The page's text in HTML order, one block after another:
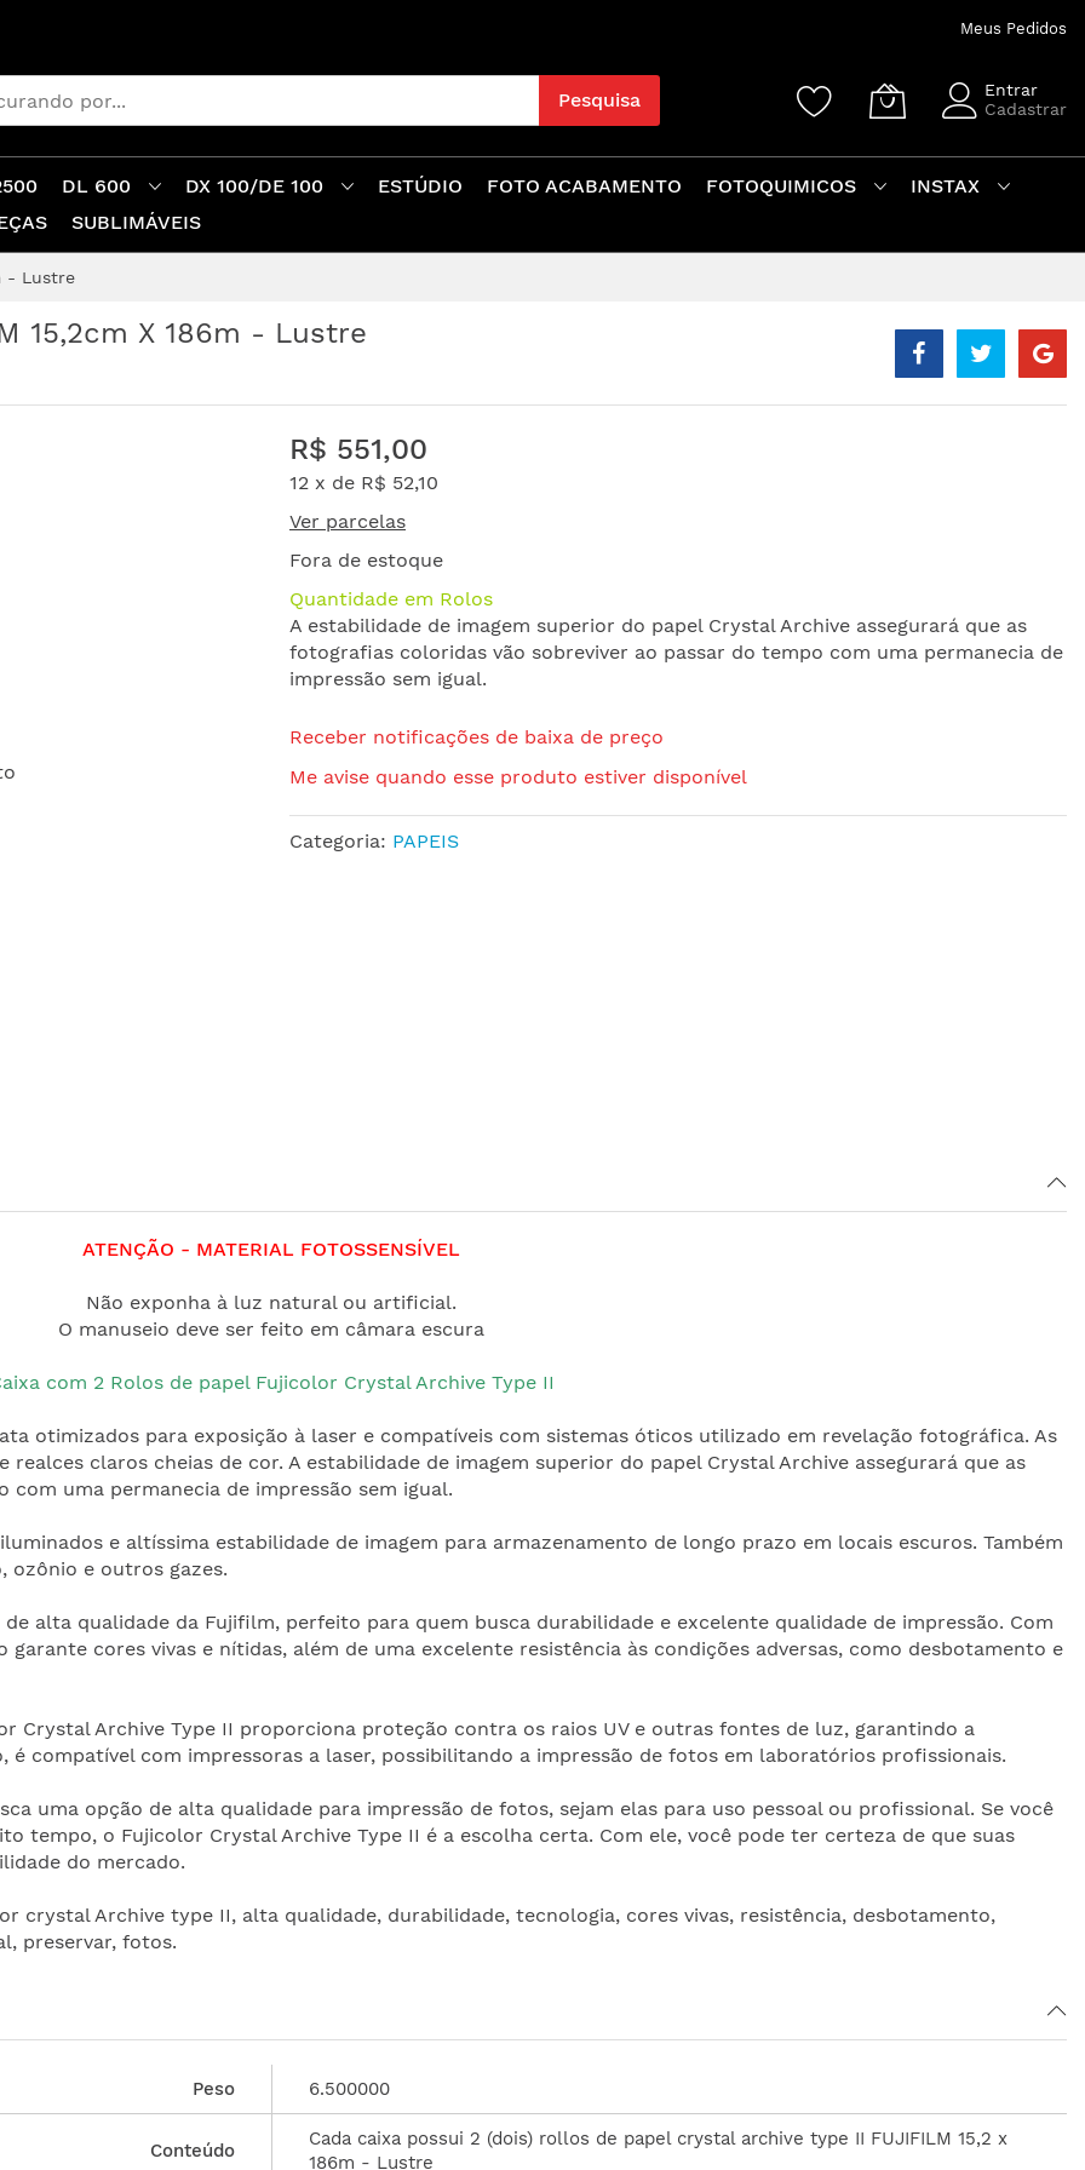
Meus Pedidos
Pesquisa
Entrar
Cadastrar
DL 600 DX 100/DE 100 ESTÚDIO FOTO ACABAMENTO FOTOQUIMICOS
INSTAX
SUBLIMÁVEIS
- Lustre
15,2cm X 186m - Lustre
R$ 551,00
12 x de R$ 52,10
Ver parcelas
Fora de estoque
Quantidade em Rolos
A estabilidade de imagem superior do papel Crystal Archive assegurará que as
fotografias coloridas vão sobreviver ao passar do tempo com uma permanecia de
impressão sem igual.
Receber notificações de baixa de preço
Me avise quando esse produto estiver disponível
Categoria: PAPEIS
ATENÇÃO - MATERIAL FOTOSSENSÍVEL
Não exponha à luz natural ou artificial.
O manuseio deve ser feito em câmara escura
com 2 Rolos de papel Fujicolor Crystal Archive Type II
otimizados para exposição à laser e compatíveis com sistemas óticos utilizado em revelação fotográfica. As
claros cheias de cor. A estabilidade de imagem superior do papel Crystal Archive assegurará que as
uma permanecia de impressão sem igual.
e altíssima estabilidade de imagem para armazenamento de longo prazo em locais escuros. Também
ozônio e outros gazes.
alta qualidade da Fujifilm, perfeito para quem busca durabilidade e excelente qualidade de impressão. Com
cores vivas e nítidas, além de uma excelente resistência às condições adversas, como desbotamento e
Crystal Archive Type II proporciona proteção contra os raios UV e outras fontes de luz, garantindo a
é compatível com impressoras a laser, possibilitando a impressão de fotos em laboratórios profissionais.
uma opção de alta qualidade para impressão de fotos, sejam elas para uso pessoal ou profissional. Se você
tempo, o Fujicolor Crystal Archive Type II é a escolha certa. Com ele, você pode ter certeza de que suas
do mercado.
Archive type II, alta qualidade, durabilidade, tecnologia, cores vivas, resistência, desbotamento,
preservar, fotos.
Peso 6.500000
Conteúdo
Cada caixa possui 2 (dois) rollos de papel crystal archive type II FUJIFILM 15,2 x
186m - Lustre